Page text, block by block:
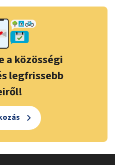
a közösségi
legfrissebb